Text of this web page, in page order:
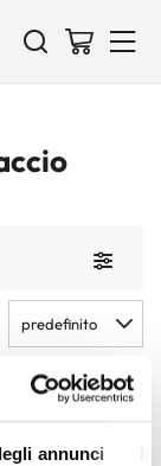
annunci
Toggle
predefinito
4PRODOTTI